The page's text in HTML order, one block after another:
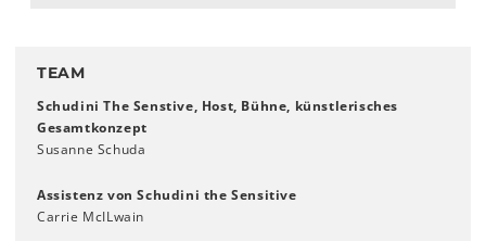
TEAM
Schudini The Senstive, Host, Bühne, künstlerisches
Gesamtkonzept
Susanne Schuda
Assistenz von Schudini the Sensitive
Carrie McILwain